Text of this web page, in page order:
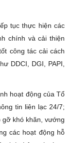
tục thực hiện các
chính và cải thiện
công tác cải cách
DDCI, DGI, PAPI,
hoạt động của Tổ
tin liên lạc 24/7;
gỡ khó khăn, vướng
các hoạt động hỗ